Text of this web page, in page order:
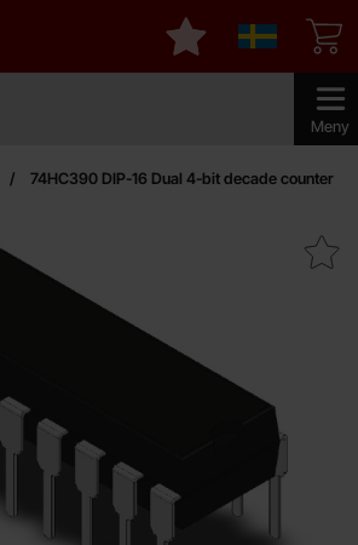
Meny
Sverige
Mina favoriter
74HC390 DIP-16 Dual 4-bit decade counter
Makera 74HC390 DIP-16 Dual 4-